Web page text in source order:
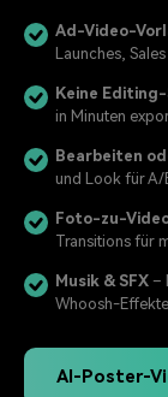
Ad-Video-
Launches,
Keine
in Minuten
Bearbeiten
und Look für A/
Foto-zu-
Transitions für
Musik & SFX –
Whoosh-
AI-Poster-